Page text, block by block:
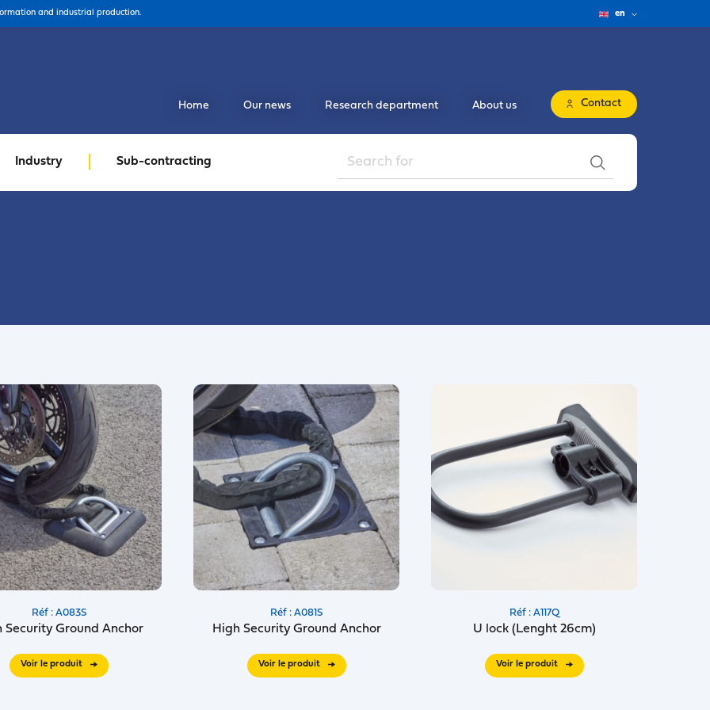
and industrial production. en
Industry Sub-contracting
Home Our news Research department About us Contact
Réf : A083S
Security Ground Anchor
Voir le produit
Réf : A081S
High Security Ground Anchor
Voir le produit
Réf : A117Q
U lock (Lenght 26cm)
Voir le produit